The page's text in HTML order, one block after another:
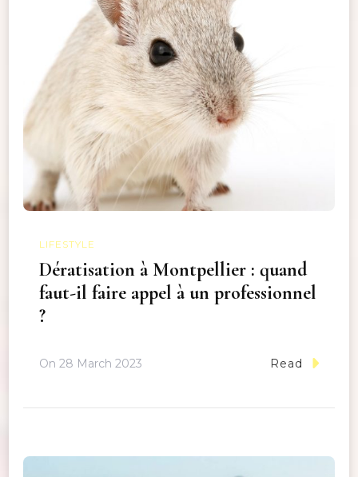
LIFESTYLE
Dératisation à Montpellier : quand
faut-il faire appel à un professionnel
?
On 28 March 2023 Read